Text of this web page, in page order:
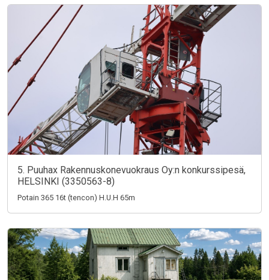
5. Puuhax Rakennuskonevuokraus Oy:n konkurssipesä,
HELSINKI (3350563-8)
Potain 365 16t (tencon) H.U.H 65m